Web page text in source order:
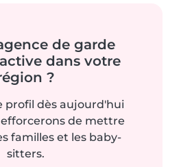
de garde
dans votre
?
profil dès aujourd'hui
de mettre
familles et les baby-
sitters.